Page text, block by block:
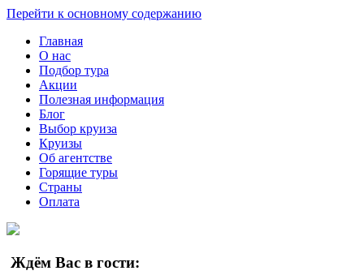
Перейти к основному содержанию
Главная
О нас
Подбор тура
Акции
Полезная информация
Блог
Выбор круиза
Круизы
Об агентстве
Горящие туры
Страны
Оплата
Ждём Вас в гости: